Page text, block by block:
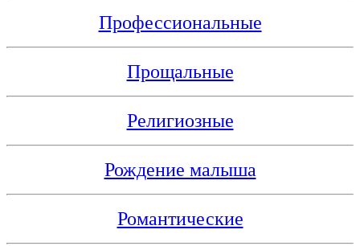
Профессиональные
Прощальные
Религиозные
Рождение малыша
Романтические